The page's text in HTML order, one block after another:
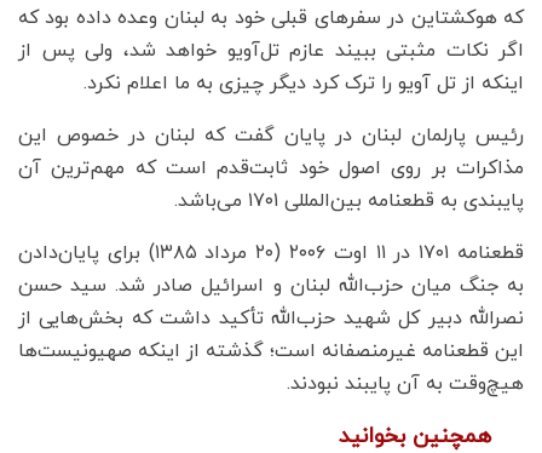
که هوکشتاین در سفرهای قبلی خود به لبنان وعده داده بود که
اگر نکات مثبتی ببیند عازم تل‌آویو خواهد شد، ولی پس از
اینکه از تل آویو را ترک کرد دیگر چیزی به ما اعلام نکرد.
رئیس پارلمان لبنان در پایان گفت که لبنان در خصوص این
مذاکرات بر روی اصول خود ثابت‌قدم است که مهم‌ترین آن
پایبندی به قطعنامه بین‌المللی ۱۷۰۱ می‌باشد.
قطعنامه ۱۷۰۱ در ۱۱ اوت ۲۰۰۶ (۲۰ مرداد ۱۳۸۵) برای پایان‌دادن
به جنگ میان حزب‌الله لبنان و اسرائیل صادر شد. سید حسن
نصرالله دبیر کل شهید حزب‌الله تأکید داشت که بخش‌هایی از
این قطعنامه غیرمنصفانه است؛ گذشته از اینکه صهیونیست‌ها
هیچ‌وقت به آن پایبند نبودند.
همچنین بخوانید